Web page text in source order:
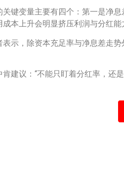
键变量主要有四个：第一是净
本上升会明显挤压利润与分红
表示，除资本充足率与净息差走
建议：“不能只盯着分红率，还